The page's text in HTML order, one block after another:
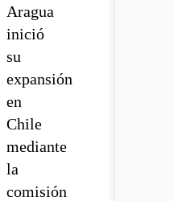
Aragua
inició
su
expansión
en
Chile
mediante
la
comisión